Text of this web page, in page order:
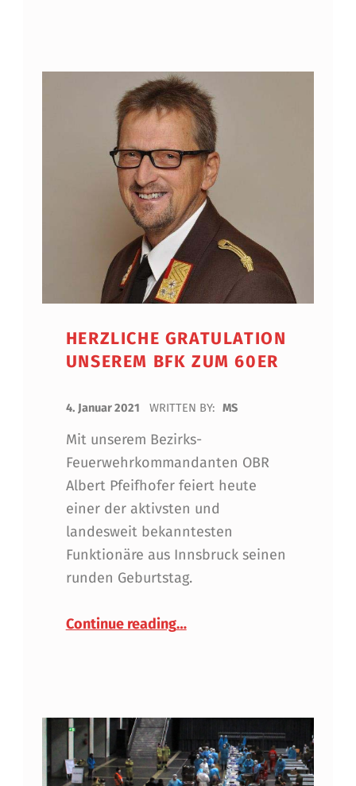
HERZLICHE GRATULATION
UNSEREM BFK ZUM 60ER
4. Januar 2021 WRITTEN BY: MS
Mit unserem Bezirks-
Feuerwehrkommandanten OBR
Albert Pfeifhofer feiert heute
einer der aktivsten und
landesweit bekanntesten
Funktionäre aus Innsbruck seinen
runden Geburtstag.
Continue reading…